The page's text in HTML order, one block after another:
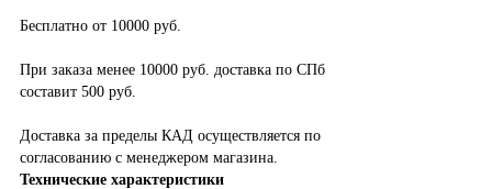
Бесплатно от 10000 руб.
При заказа менее 10000 руб. доставка по СПб
составит 500 руб.
Доставка за пределы КАД осуществляется по
согласованию с менеджером магазина.
Технические характеристики